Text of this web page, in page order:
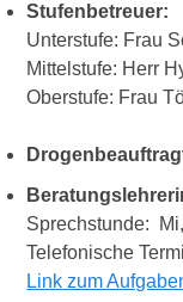
Stufenbetreuer:
Unterstufe: Frau
Mittelstufe: Herr
Oberstufe: Frau
Sprechstunde:
Telefonische
Link zum